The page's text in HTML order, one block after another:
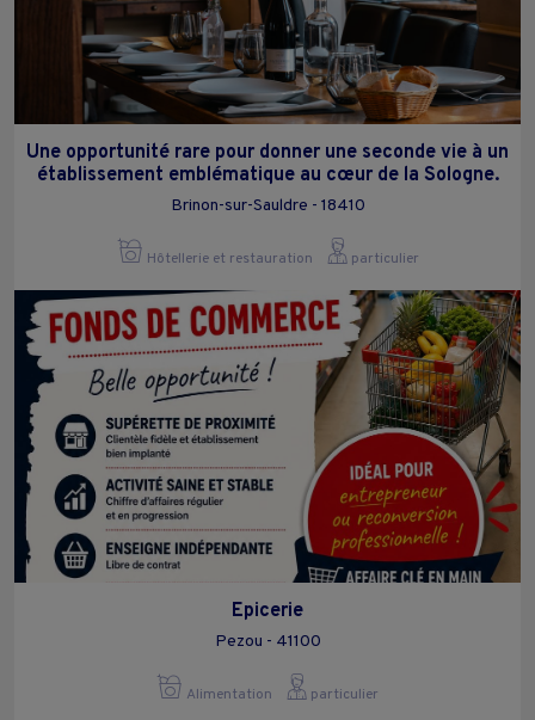
Une opportunité rare pour donner une seconde vie à un
établissement emblématique au cœur de la Sologne.
Brinon-sur-Sauldre - 18410
Hôtellerie et restauration particulier
Epicerie
Pezou - 41100
Alimentation particulier